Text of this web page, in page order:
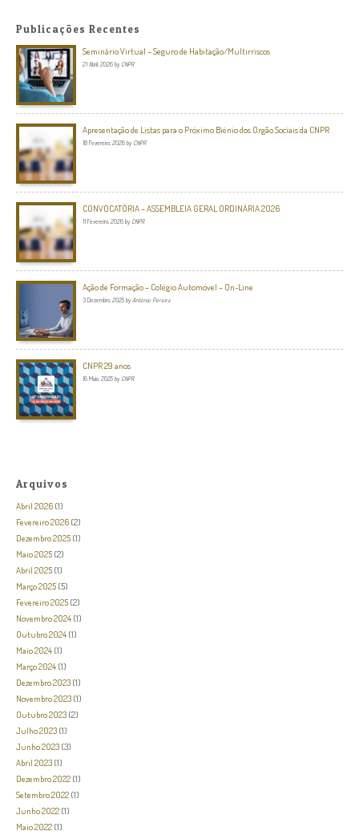
Publicações Recentes
Seminário Virtual – Seguro de Habitação/Multirriscos
21 Abril, 2026 by CNPR
Apresentação de Listas para o Próximo Biénio dos Orgão Sociais da CNPR
18 Fevereiro, 2026 by CNPR
CONVOCATÓRIA – ASSEMBLEIA GERAL ORDINÁRIA 2026
11 Fevereiro, 2026 by CNPR
Ação de Formação – Colégio Automóvel – On-Line
3 Dezembro, 2025 by António Pereira
CNPR 29 anos
16 Maio, 2025 by CNPR
Arquivos
Abril 2026 (1)
Fevereiro 2026 (2)
Dezembro 2025 (1)
Maio 2025 (2)
Abril 2025 (1)
Março 2025 (5)
Fevereiro 2025 (2)
Novembro 2024 (1)
Outubro 2024 (1)
Maio 2024 (1)
Março 2024 (1)
Dezembro 2023 (1)
Novembro 2023 (1)
Outubro 2023 (2)
Julho 2023 (1)
Junho 2023 (3)
Abril 2023 (1)
Dezembro 2022 (1)
Setembro 2022 (1)
Junho 2022 (1)
Maio 2022 (1)